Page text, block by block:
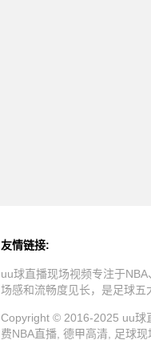
友情链接:
uu球直播现场视频专注于
场感和流畅度见长，是足球五
Copyright © 2016-2025 uu球
费NBA直播, 德甲高清, 足球